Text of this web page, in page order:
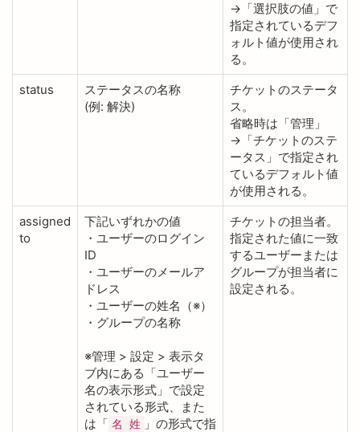
→「選択肢の値」で
指定されているデフ
ォルト値が使用され
る。
status
ステータスの名称
(例: 解決)
チケットのステータ
ス。
省略時は「管理」
→「チケットのステ
ータス」で指定され
ているデフォルト値
が使用される。
assigned
to
下記いずれかの値
・ユーザーのログイン
ID
・ユーザーのメールア
ドレス
・ユーザーの姓名（※）
・グループの名称
※管理 > 設定 > 表示タ
ブ内にある「ユーザー
名の表示形式」で設定
されている形式、また
は「 名 姓
」の形式で指
チケットの担当者。
指定された値に一致
するユーザーまたは
グループが担当者に
設定される。